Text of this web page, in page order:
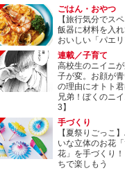
ごはん・おやつ
【旅行気分でス
飯器に材料を入
おいしい「パエ
連載／子育て
高校生のニイニ
子が変。お顔が
の理由にオトト
兄弟！ぼくのニ
3】
手づくり
【夏祭りごっこ
いな立体のお花
花」を手づくり
ちで楽しもう